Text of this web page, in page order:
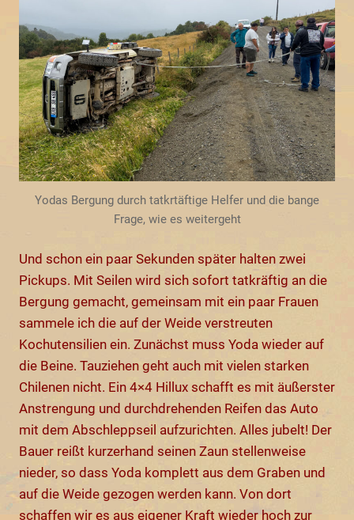
Yodas Bergung durch tatkrtäftige Helfer und die bange
Frage, wie es weitergeht
Und schon ein paar Sekunden später halten zwei
Pickups. Mit Seilen wird sich sofort tatkräftig an die
Bergung gemacht, gemeinsam mit ein paar Frauen
sammele ich die auf der Weide verstreuten
Kochutensilien ein. Zunächst muss Yoda wieder auf
die Beine. Tauziehen geht auch mit vielen starken
Chilenen nicht. Ein 4×4 Hillux schafft es mit äußerster
Anstrengung und durchdrehenden Reifen das Auto
mit dem Abschleppseil aufzurichten. Alles jubelt! Der
Bauer reißt kurzerhand seinen Zaun stellenweise
nieder, so dass Yoda komplett aus dem Graben und
auf die Weide gezogen werden kann. Von dort
schaffen wir es aus eigener Kraft wieder hoch zur